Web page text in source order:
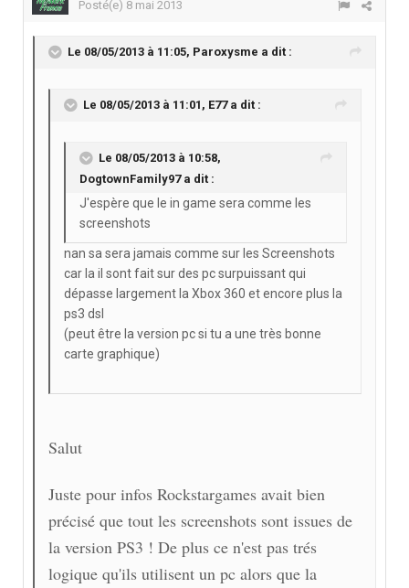
Posté(e) 8 mai 2013
Le 08/05/2013 à 11:05, Paroxysme a dit :
Le 08/05/2013 à 11:01, E77 a dit :
Le 08/05/2013 à 10:58,
DogtownFamily97 a dit :
J'espère que le in game sera comme les
screenshots
nan sa sera jamais comme sur les Screenshots
car la il sont fait sur des pc surpuissant qui
dépasse largement la Xbox 360 et encore plus la
ps3 dsl
(peut être la version pc si tu a une très bonne
carte graphique)
Salut
Juste pour infos Rockstargames avait bien
précisé que tout les screenshots sont issues de
la version PS3 ! De plus ce n'est pas trés
logique qu'ils utilisent un pc alors que la